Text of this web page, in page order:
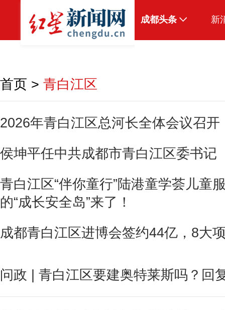
成都头条
头条智造
传真机
公示
新
首页 > 青白江区
2026年青白江区总河长全体会议召开
侯坤平任中共成都市青白江区委书记
青白江区“伴你童行”陆港童学荟儿
的“成长安全岛”来了！
成都青白江区进博会签约44亿，8大
问政 | 青白江区要建奥特莱斯吗？回